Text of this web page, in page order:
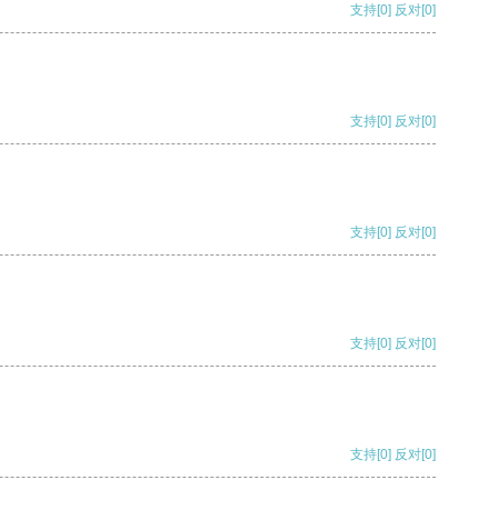
支持[0] 反对[0]
支持[0] 反对[0]
支持[0] 反对[0]
支持[0] 反对[0]
支持[0] 反对[0]